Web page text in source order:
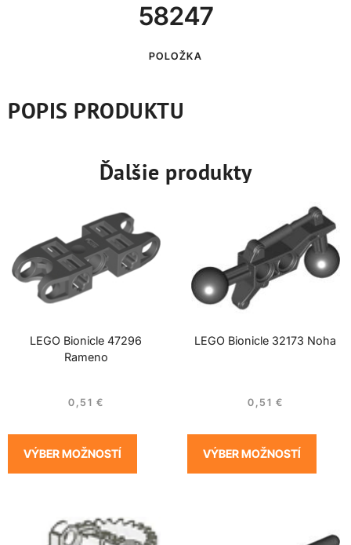
58247
POLOŽKA
POPIS PRODUKTU
Ďalšie produkty
LEGO Bionicle 47296
Rameno
0,51 €
VÝBER MOŽNOSTÍ
LEGO Bionicle 32173 Noha
0,51 €
VÝBER MOŽNOSTÍ